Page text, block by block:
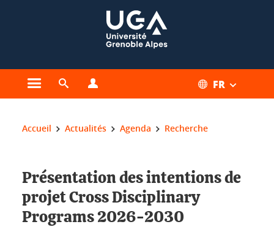
Ouvrir le menu principal
Ouvrir le moteur de recherche FR
Vous êtes ici :
Accueil Actualités Agenda Recherche
Présentation des intentions de
projet Cross Disciplinary
Programs 2026-2030